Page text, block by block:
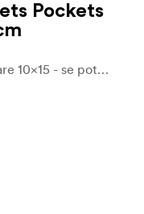
Pockets
15 foi de reaprovizionare cu buzunare 10×15 - se potrivește albumelor Coffee Table (27×35 cm). Fiecare foaie are 6 buzunare transparente pentru fotografii de 10×15 cm - adăugați până la 90 de amintiri în albumul dvs. în stil atemporal.